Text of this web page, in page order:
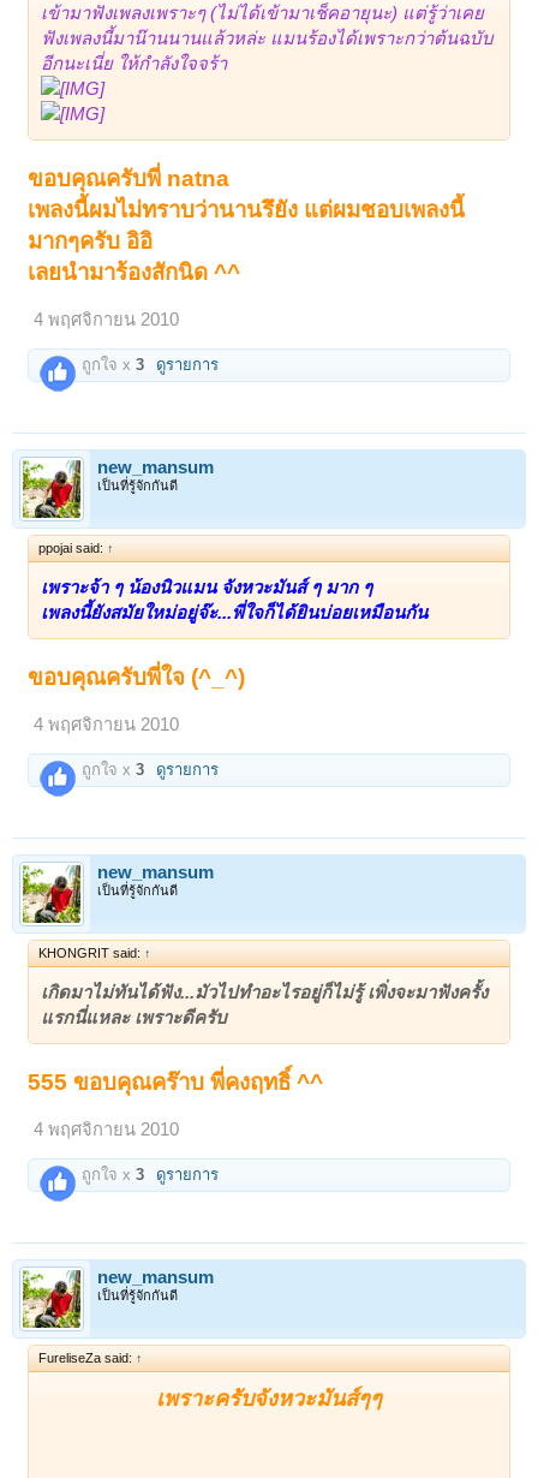
เข้ามาฟังเพลงเพราะๆ (ไม่ได้เข้ามาเช็คอายุนะ) แต่รู้ว่าเคย
ฟังเพลงนี้มาน๊านนานแล้วหล่ะ แมนร้องได้เพราะกว่าต้นฉบับ
อีกนะเนี่ย ให้กำลังใจจร้า
ขอบคุณครับพี่ natna
เพลงนี้ผมไม่ทราบว่านานรึยัง แต่ผมชอบเพลงนี้
มากๆครับ อิอิ
เลยนำมาร้องสักนิด ^^
4 พฤศจิกายน 2010
ถูกใจ x3 ดูรายการ
new_mansum
เป็นที่รู้จักกันดี
ppojai said: ↑
เพราะจ้า ๆ น้องนิวแมน จังหวะมันส์ ๆ มาก ๆ
เพลงนี้ยังสมัยใหม่อยู่จ๊ะ...พี่ใจก็ได้ยินบ่อยเหมือนกัน
ขอบคุณครับพี่ใจ (^_^)
4 พฤศจิกายน 2010
ถูกใจ x3 ดูรายการ
new_mansum
เป็นที่รู้จักกันดี
KHONGRIT said: ↑
เกิดมาไม่ทันได้ฟัง...มัวไปทำอะไรอยู่ก็ไม่รู้ เพิ่งจะมาฟังครั้ง
แรกนี่แหละ เพราะดีครับ
555 ขอบคุณคร๊าบ พี่คงฤทธิ์ ^^
4 พฤศจิกายน 2010
ถูกใจ x3 ดูรายการ
new_mansum
เป็นที่รู้จักกันดี
FureliseZa said: ↑
เพราะครับจังหวะมันส์ๆๆ
2 ถัดไป >